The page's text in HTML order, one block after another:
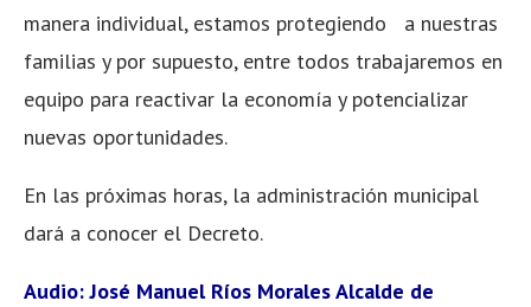
manera individual, estamos protegiendo a nuestras
familias y por supuesto, entre todos trabajaremos en
equipo para reactivar la economía y potencializar
nuevas oportunidades.
En las próximas horas, la administración municipal
dará a conocer el Decreto.
Audio: José Manuel Ríos Morales Alcalde de